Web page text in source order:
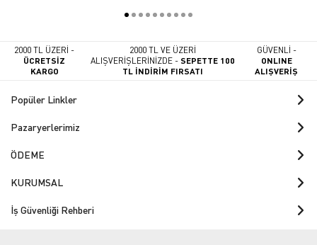
2000 TL ÜZERİ -
ÜCRETSİZ
KARGO
2000 TL VE ÜZERİ
ALIŞVERİŞLERİNİZDE -SEPETTE 100
TL İNDİRİM FIRSATI
GÜVENLİ -
ONLINE
ALIŞVERİŞ
Popüler Linkler
Pazaryerlerimiz
ÖDEME
KURUMSAL
İş Güvenliği Rehberi